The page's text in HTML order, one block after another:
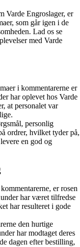
Varde Engroslager, er
som går igen i de
Lad os se
med Varde
i kommentarerne er
har oplevet hos Varde
at personalet var
personlig
ordrer, hvilket tyder på,
en god og
er rosen
har været tilfredse
har resulteret i gode
den hurtige
har modtaget deres
dagen efter bestilling,